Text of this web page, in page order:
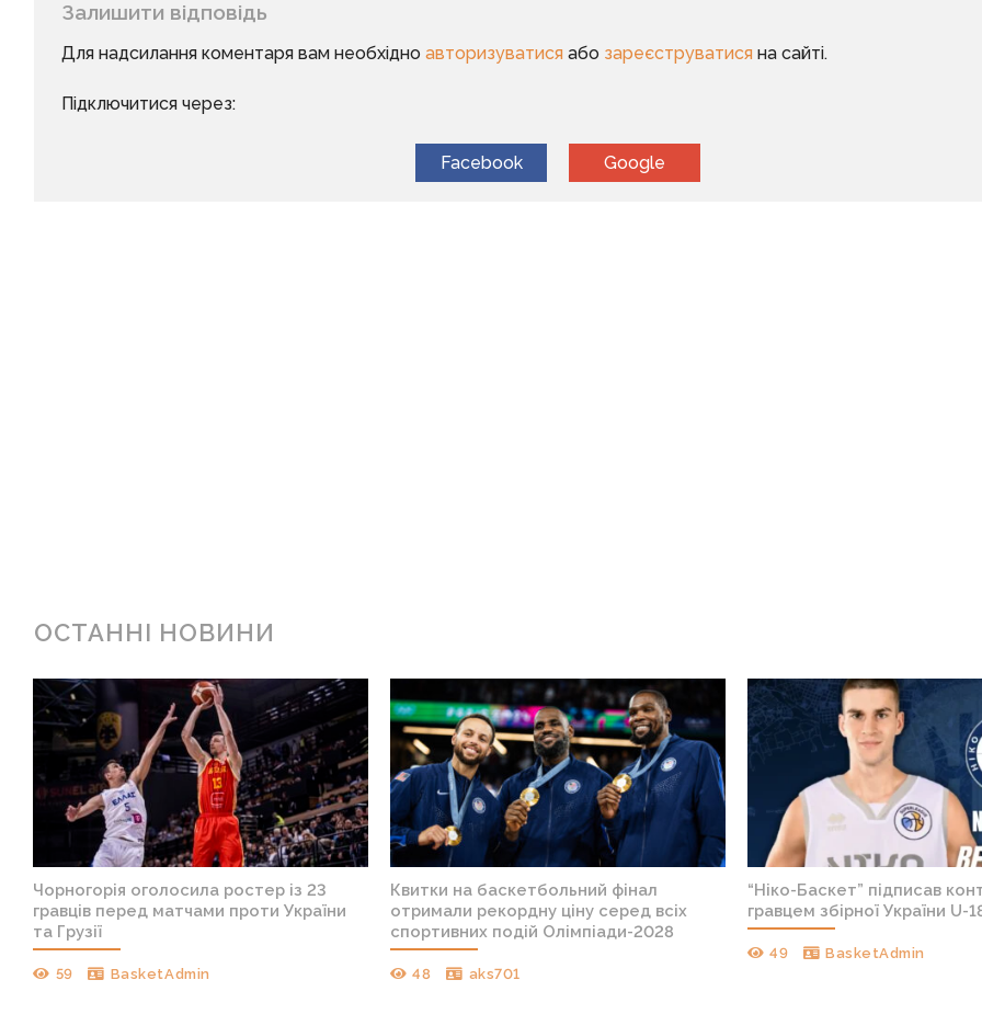
Залишити відповідь
Для надсилання коментаря вам необхідно авторизуватисяабо зареєструватисяна сайті.
Підключитися через:
Facebook Google
ОСТАННІ НОВИНИ
Чорногорія оголосила ростер із 23
гравців перед матчами проти України
та Грузії
59 BasketAdmin
Квитки на баскетбольний фінал
отримали рекордну ціну серед всіх
спортивних подій Олімпіади-2028
48 aks701
“Ніко-Баскет” підписав
гравцем збірної України U-
49 BasketAdmin